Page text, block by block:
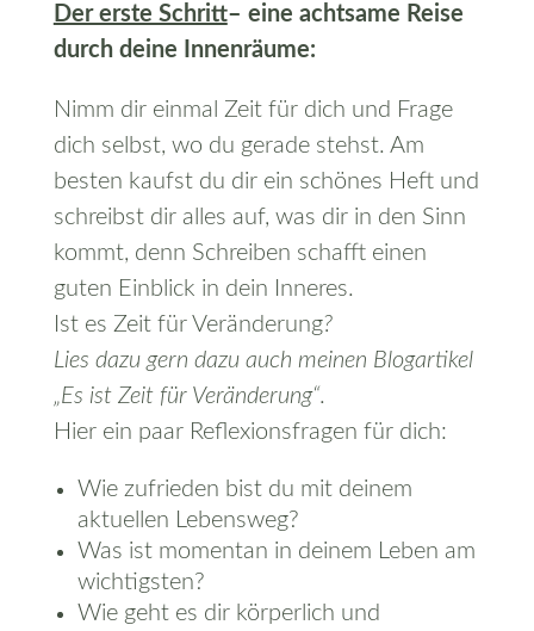
Der erste Schritt– eine achtsame Reise
durch deine Innenräume:
Nimm dir einmal Zeit für dich und Frage
dich selbst, wo du gerade stehst. Am
besten kaufst du dir ein schönes Heft und
schreibst dir alles auf, was dir in den Sinn
kommt, denn Schreiben schafft einen
guten Einblick in dein Inneres.
Ist es Zeit für Veränderung?
Lies dazu gern dazu auch meinen Blogartikel
„Es ist Zeit für Veränderung“.
Hier ein paar Reflexionsfragen für dich:
Wie zufrieden bist du mit deinem
aktuellen Lebensweg?
Was ist momentan in deinem Leben am
wichtigsten?
Wie geht es dir körperlich und